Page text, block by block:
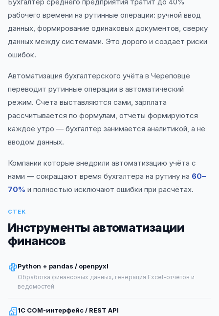
рабочего времени на рутинные операции: ручной ввод
данных, формирование одинаковых документов, сверку
данных между системами. Это дорого и создаёт риски
ошибок.
Автоматизация бухгалтерского учёта в Череповце
переводит рутинные операции в автоматический
режим. Счета выставляются сами, зарплата
рассчитывается по формулам, отчёты формируются
каждое утро — бухгалтер занимается аналитикой, а не
вводом данных.
Компании которые внедрили автоматизацию учёта с
нами — сокращают время бухгалтера на рутину на 60–
70% и полностью исключают ошибки при расчётах.
СТЕК
Инструменты автоматизации
финансов
Python + pandas / openpyxl
Обработка финансовых данных, генерация Excel-отчётов и
ведомостей
1С COM-интерфейс / REST API